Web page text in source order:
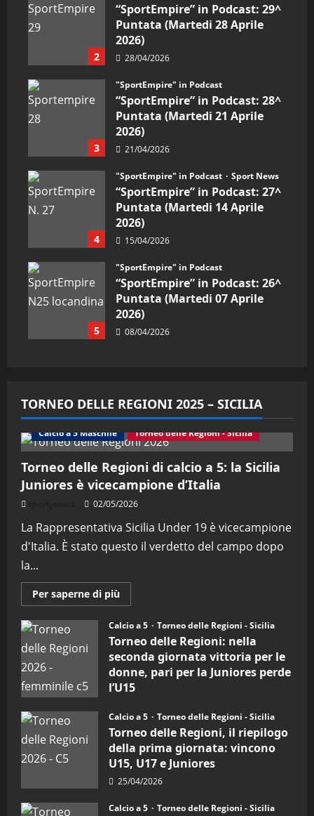
2
“SportEmpire” in Podcast: 29^
Puntata (Martedi 28 Aprile
2026)
28/04/2026
3
"SportEmpire" in Podcast
“SportEmpire” in Podcast: 28^
Puntata (Martedi 21 Aprile
2026)
21/04/2026
4
"SportEmpire" in Podcast Sport News
“SportEmpire” in Podcast: 27^
Puntata (Martedi 14 Aprile
2026)
15/04/2026
5
"SportEmpire" in Podcast
“SportEmpire” in Podcast: 26^
Puntata (Martedi 07 Aprile
2026)
08/04/2026
TORNEO DELLE REGIONI 2025 – SICILIA
Calcio a 5 Maschile Torneo delle Regioni - Sicilia
Torneo delle Regioni di calcio a 5: la Sicilia
Juniores è vicecampione d’Italia
02/05/2026
La Rappresentativa Sicilia Under 19 è vicecampione
d'Italia. È stato questo il verdetto del campo dopo
la...
Per saperne di più
informazioni
Torneo
delle
Regioni
di
calcio
a
5:
la
Juniores
è
vicecampione
d’Italia
Calcio a 5 Torneo delle Regioni - Sicilia
Torneo delle Regioni: nella
seconda giornata vittoria per le
donne, pari per la Juniores perde
l’U15
Calcio a 5
Torneo delle Regioni - Sicilia
Torneo delle Regioni, il riepilogo
della prima giornata: vincono
U15, U17 e Juniores
25/04/2026
Calcio a 5 Torneo delle Regioni - Sicilia